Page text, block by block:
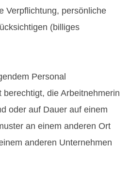
Verpflichtung, persönliche
(billiges
Personal
berechtigt, die Arbeitnehmerin
oder auf Dauer auf einem
an einem anderen Ort
anderen Unternehmen